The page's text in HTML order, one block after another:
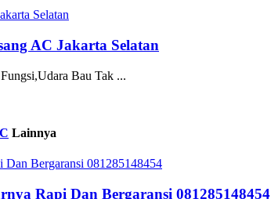
AC Jakarta Selatan
Bau Tak ...
Lainnya
Rapi Dan Bergaransi 081285148454